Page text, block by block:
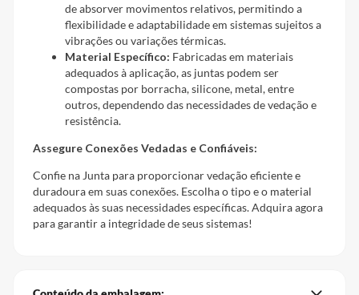
de absorver movimentos relativos, permitindo a
flexibilidade e adaptabilidade em sistemas sujeitos a
vibrações ou variações térmicas.
Material Específico: Fabricadas em materiais
adequados à aplicação, as juntas podem ser
compostas por borracha, silicone, metal, entre
outros, dependendo das necessidades de vedação e
resistência.
Assegure Conexões Vedadas e Confiáveis:
Confie na Junta para proporcionar vedação eficiente e
duradoura em suas conexões. Escolha o tipo e o material
adequados às suas necessidades específicas. Adquira agora
para garantir a integridade de seus sistemas!